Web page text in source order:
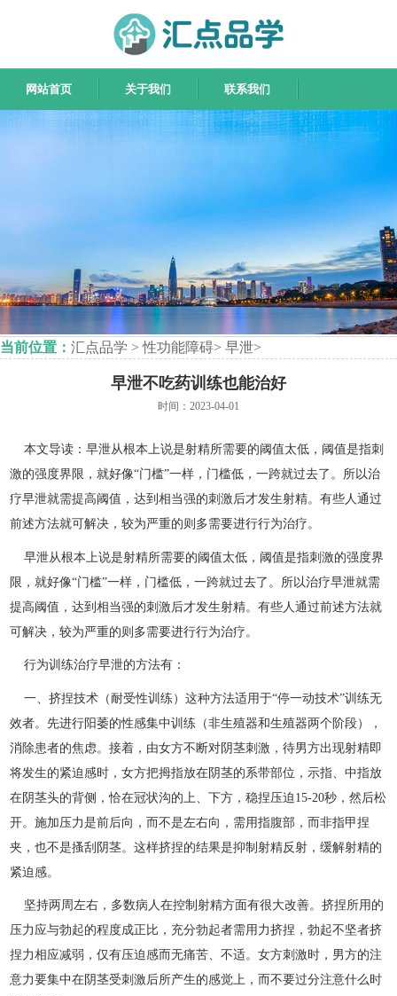
网站首页 关于我们 联系我们
当前位置： 汇点品学 >性功能障碍> 早泄>
早泄不吃药训练也能治好
时间：2023-04-01
本文导读：早泄从根本上说是射精所需要的阈值太低，阈值是指刺
激的强度界限，就好像“门槛”一样，门槛低，一跨就过去了。所以治
疗早泄就需提高阈值，达到相当强的刺激后才发生射精。有些人通过
前述方法就可解决，较为严重的则多需要进行行为治疗。
早泄从根本上说是射精所需要的阈值太低，阈值是指刺激的强度界
限，就好像“门槛”一样，门槛低，一跨就过去了。所以治疗早泄就需
提高阈值，达到相当强的刺激后才发生射精。有些人通过前述方法就
可解决，较为严重的则多需要进行行为治疗。
行为训练治疗早泄的方法有：
一、挤捏技术（耐受性训练）这种方法适用于“停一动技术”训练无
效者。先进行阳萎的性感集中训练（非生殖器和生殖器两个阶段），
消除患者的焦虑。接着，由女方不断对阴茎刺激，待男方出现射精即
将发生的紧迫感时，女方把拇指放在阴茎的系带部位，示指、中指放
在阴茎头的背侧，恰在冠状沟的上、下方，稳捏压迫15-20秒，然后松
开。施加压力是前后向，而不是左右向，需用指腹部，而非指甲捏
夹，也不是搔刮阴茎。这样挤捏的结果是抑制射精反射，缓解射精的
紧迫感。
坚持两周左右，多数病人在控制射精方面有很大改善。挤捏所用的
压力应与勃起的程度成正比，充分勃起者需用力挤捏，勃起不坚者挤
捏力相应减弱，仅有压迫感而无痛苦、不适。女方刺激时，男方的注
意力要集中在阴茎受刺激后所产生的感觉上，而不要过分注意什么时